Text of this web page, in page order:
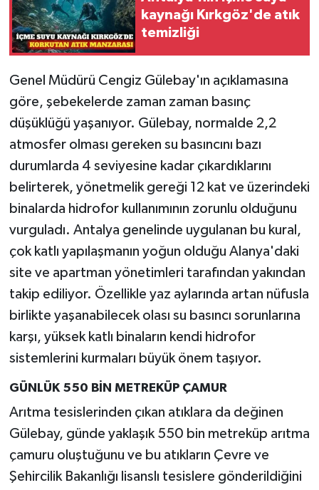
kaynağı Kırkgöz'de atık
temizliği
Genel Müdürü Cengiz Gülebay'ın açıklamasına
göre, şebekelerde zaman zaman basınç
düşüklüğü yaşanıyor. Gülebay, normalde 2,2
atmosfer olması gereken su basıncını bazı
durumlarda 4 seviyesine kadar çıkardıklarını
belirterek, yönetmelik gereği 12 kat ve üzerindeki
binalarda hidrofor kullanımının zorunlu olduğunu
vurguladı. Antalya genelinde uygulanan bu kural,
çok katlı yapılaşmanın yoğun olduğu Alanya'daki
site ve apartman yönetimleri tarafından yakından
takip ediliyor. Özellikle yaz aylarında artan nüfusla
birlikte yaşanabilecek olası su basıncı sorunlarına
karşı, yüksek katlı binaların kendi hidrofor
sistemlerini kurmaları büyük önem taşıyor.
GÜNLÜK 550 BİN METREKÜP ÇAMUR
Arıtma tesislerinden çıkan atıklara da değinen
Gülebay, günde yaklaşık 550 bin metreküp arıtma
çamuru oluştuğunu ve bu atıkların Çevre ve
Şehircilik Bakanlığı lisanslı tesislere gönderildiğini